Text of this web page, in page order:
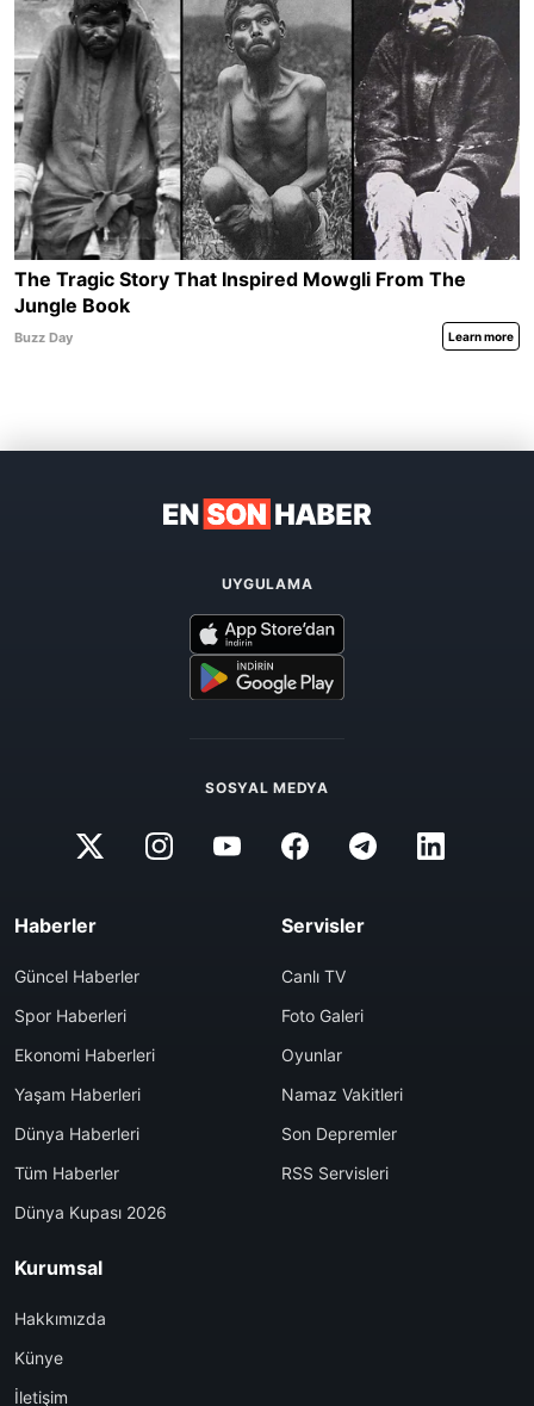
UYGULAMA
SOSYAL MEDYA
Haberler
Güncel Haberler
Spor Haberleri
Ekonomi Haberleri
Yaşam Haberleri
Dünya Haberleri
Tüm Haberler
Dünya Kupası 2026
Servisler
Canlı TV
Foto Galeri
Oyunlar
Namaz Vakitleri
Son Depremler
RSS Servisleri
Kurumsal
Hakkımızda
Künye
İletişim